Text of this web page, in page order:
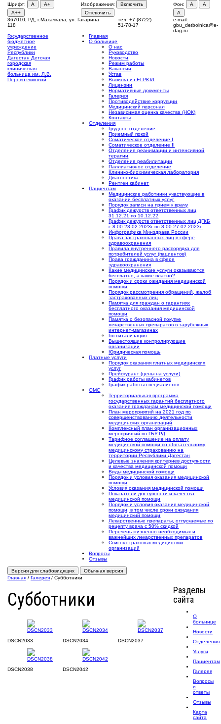
Шрифт: A
A+
A++
Изображения:
Включить
Отключить
Фон: A
A
A
367010, РД, г.Махачкала, ул. Гагарина
118
тел: +7 (8722)
51-78-17
e-mail:
gbu_detbolnica@e-
dag.ru
Государственное
бюджетное
учреждение
Республики
Дагестан Детская
городская
клиническая
больница им. Л.В.
Перевозчиковой
Главная
О больнице
О нас
Руководство
Новости
Режим работы
Вакансии
Устав
Выписка из ЕГРЮЛ
Лицензии
Нормативные документы
Галерея
Противодействие коррупции
Медицинский персонал
Независимая оценка качества (НОК)
Контакты
Отделения
Грудное отделение
Приемный покой
Соматическое отделение I
Соматическое отделение II
Отделение реанимации и интенсивной
терапии
Отделение реабилитации
Паллиативное отделение
Клинико-биохимическая лаборатория
Диагностика
Рентген кабинет
Пациентам
Медицинские работники участвующие в
оказании бесплатных услуг
Порядок записи на прием к врачу
График дежурств ответственных лиц
31.12.21 по 10.12.22
График дежурств ответственных лиц ДГКБ
с 8.00 23.02.2023г по 8.00 27.02.2023г.
Инфографика Минздрава России
Права застрахованных лиц в сфере
здравоохранения
Правила внутреннего распорядка для
потребителей услуг (пациентов)
Права гражданина в сфере
здравоохранения
Какие медицинские услуги оказываются
бесплатно, а какие платно?
Порядок и сроки ожидания медицинской
помощи
Порядок рассмотрения обращений, жалоб
застрахованных лиц
Памятка для граждан о гарантиях
бесплатного оказания медицинской
помощи
Памятка о безопасной покупке
лекарственных препаратов в зарубежных
интернет-магазинах
Госпитализация
Вышестоящие контролирующие
организации
Юридическая помощь
Платные услуги
Порядок оказания платных медицинских
услуг
Прейскурант (цены на услуги)
График работы кабинетов
График работы специалистов
ОМС
Территориальная программа
государственных гарантий бесплатного
оказания гражданам медицинской помощи
План мероприятий на 2021 год по
совершенствованию деятельности
медицинских организаций
Комплексный план организационных
мероприятий по ГБУ РД
Тарифное соглашение на оплату
медицинской помощи по обязательному
медицинскому страхованию на
территории Республики Дагестан
Целевые значения критериев доступности
и качества медицинской помощи
Виды медицинской помощи
Порядок и условия оказания медицинской
помощи
Условия оказания медицинской помощи
Показатели доступности и качества
медицинской помощи
Порядок и условия оказания медицинской
помощи, в том числе сроки ожидания
медицинский помощи
Лекарственные препараты, отпускаемые по
рецепту врача с 50% скидкой
Перечень жизненно необходимых и
важнейших лекарственных препаратов
Список страховых медицинских
организаций
Вопросы
Отзывы
Версия для слабовидящих
Обычная версия
Главная / Галерея / Субботники
Субботники
DSCN2033 DSCN2034 DSCN2037
DSCN2038 DSCN2042
Разделы
сайта
О
больнице
Новости
Отделения
Услуги
Пациентам
Галерея
Вопросы
и
ответы
Отзывы
Карта
сайта